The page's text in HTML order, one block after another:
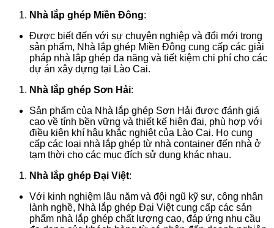
Nhà lắp ghép Miền Đông:
Được biết đến với sự chuyên nghiệp và đổi mới trong
sản phẩm, Nhà lắp ghép Miền Đông cung cấp các giải
pháp nhà lắp ghép đa năng và tiết kiệm chi phí cho các
dự án xây dựng tại Lào Cai.
Nhà lắp ghép Sơn Hải:
Sản phẩm của Nhà lắp ghép Sơn Hải được đánh giá
cao về tính bền vững và thiết kế hiện đại, phù hợp với
điều kiện khí hậu khắc nghiệt của Lào Cai. Họ cung
cấp các loại nhà lắp ghép từ nhà container đến nhà ở
tạm thời cho các mục đích sử dụng khác nhau.
Nhà lắp ghép Đại Việt:
Với kinh nghiệm lâu năm và đội ngũ kỹ sư, công nhân
lành nghề, Nhà lắp ghép Đại Việt cung cấp các sản
phẩm nhà lắp ghép chất lượng cao, đáp ứng nhu cầu